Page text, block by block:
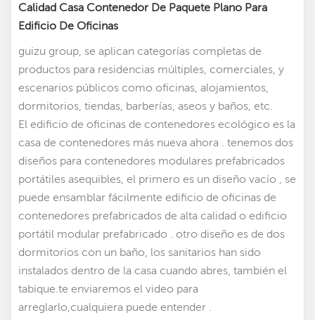
Calidad Casa Contenedor De Paquete Plano Para
Edificio De Oficinas
guizu group, se aplican categorías completas de
productos para residencias múltiples, comerciales, y
escenarios públicos como oficinas, alojamientos,
dormitorios, tiendas, barberías, aseos y baños, etc.
El edificio de oficinas de contenedores ecológico es la
casa de contenedores más nueva ahora . tenemos dos
diseños para contenedores modulares prefabricados
portátiles asequibles el primero es un diseño vacío , se
puede ensamblar fácilmente edificio de oficinas de
contenedores prefabricados de alta calidad o edificio
portátil modular prefabricado . otro diseño es de dos
dormitorios con un baño, los sanitarios han sido
instalados dentro de la casa cuando abres, también el
tabique.te enviaremos el video para
arreglarlo,cualquiera puede entender .